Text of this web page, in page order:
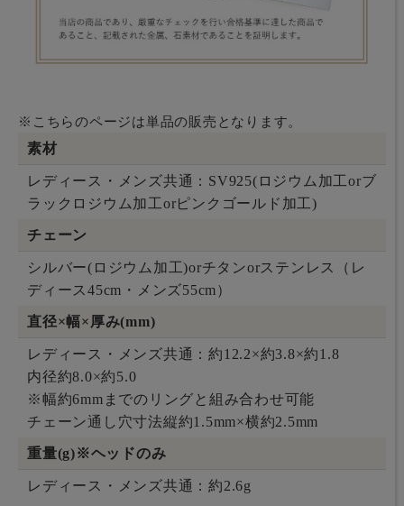
※こちらのページは単品の販売となります。
素材
レディース・メンズ共通：SV925(ロジウム加工orブ
ラックロジウム加工orピンクゴールド加工)
チェーン
シルバー(ロジウム加工)orチタンorステンレス（レ
ディース45cm・メンズ55cm）
直径×幅×厚み(mm)
レディース・メンズ共通：約12.2×約3.8×約1.8
内径約8.0×約5.0
※幅約6mmまでのリングと組み合わせ可能
チェーン通し穴寸法縦約1.5mm×横約2.5mm
重量(g)※ヘッドのみ
レディース・メンズ共通：約2.6g